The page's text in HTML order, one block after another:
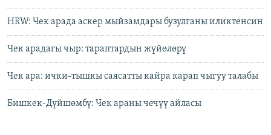
HRW: Чек арада аскер мыйзамдары бузулганы иликтенсин
Чек арадагы чыр: тараптардын жүйөлөрү
Чек ара: ички-тышкы саясатты кайра карап чыгуу талабы
Бишкек-Дүйшөмбү: Чек араны чечүү айласы